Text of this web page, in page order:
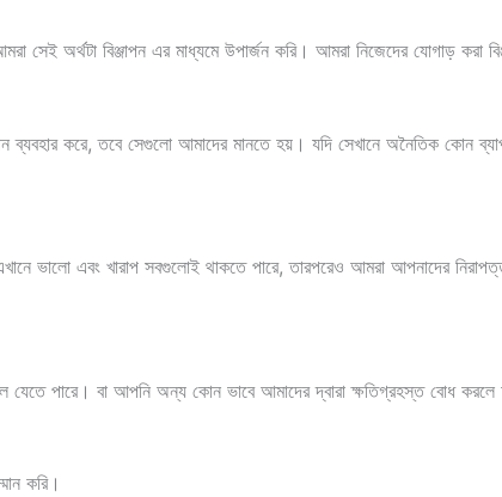
অর্থটা বিঞ্জাপন এর মাধ্যমে উপার্জন করি। আমরা নিজেদের যোগাড় করা
ব্যবহার করে, তবে সেগুলো আমাদের মানতে হয়। যদি সেখানে অনৈতিক কোন
ভালো এবং খারাপ সবগুলোই থাকতে পারে, তারপরেও আমরা আপনাদের
যেতে পারে। বা আপনি অন্য কোন ভাবে আমাদের দ্বারা ক্ষতিগ্রহস্ত বোধ
করি।